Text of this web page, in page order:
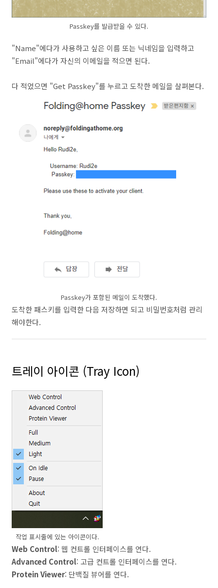
Passkey를 발급받을 수 있다.
"Name"에다가 사용하고 싶은 이름 또는 닉네임을 입력하고
"Email"에다가 자신의 이메일을 적으면 된다.
다 적었으면 "Get Passkey"를 누르고 도착한 메일을 살펴본다.
Passkey가 포함된 메일이 도착했다.
도착한 패스키를 입력한 다음 저장하면 되고 비밀번호처럼 관리
해야한다.
트레이 아이콘 (Tray Icon)
작업 표시줄에 있는 아이콘이다.
Web Control: 웹 컨트롤 인터페이스를 연다.
Advanced Control: 고급 컨트롤 인터페이스를 연다.
Protein Viewer: 단백질 뷰어를 연다.